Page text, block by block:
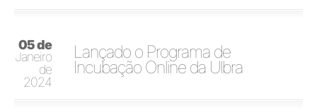
05 de
Janeiro
de
2024
Lançado o Programa de
Incubação Online da Ulbra